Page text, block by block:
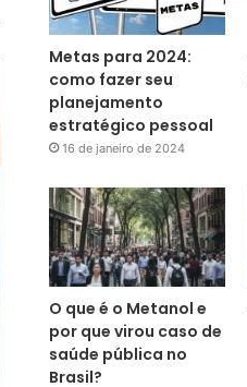
Metas para 2024:
como fazer seu
planejamento
estratégico pessoal
16 de janeiro de 2024
O que é o Metanol e
por que virou caso de
saúde pública no
Brasil?